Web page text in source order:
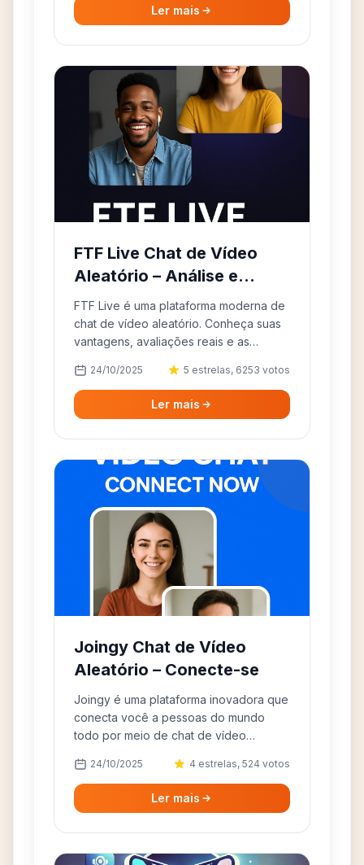
Ler mais
FTF Live Chat de Vídeo
Aleatório – Análise e
Alternativas
FTF Live é uma plataforma moderna de
chat de vídeo aleatório. Conheça suas
vantagens, avaliações reais e as
24/10/2025 5 estrelas, 6253 votos
Ler mais
Joingy Chat de Vídeo
Aleatório – Conecte-se
Joingy é uma plataforma inovadora que
conecta você a pessoas do mundo
todo por meio de chat de vídeo
converse online com facilidade.
24/10/2025 4 estrelas, 524 votos
Ler mais